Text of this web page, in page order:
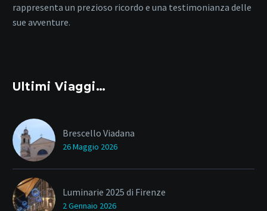
rappresenta un prezioso ricordo e una testimonianza delle
sue avventure.
Ultimi Viaggi…
Brescello Viadana
26 Maggio 2026
Luminarie 2025 di Firenze
2 Gennaio 2026